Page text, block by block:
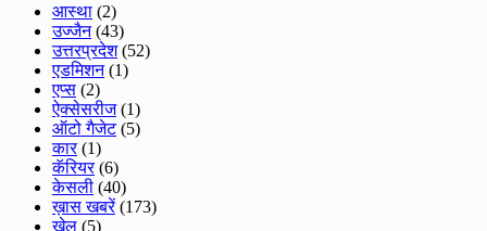
आस्था (2)
उज्जैन(43)
उत्तरप्रदेश(52)
एडमिशन(1)
एप्स (2)
ऐक्सेसरीज(1)
ऑटो गैजेट(5)
कार(1)
कॅरियर(6)
केसली (40)
ख़ास खबरें(173)
खेल (5)